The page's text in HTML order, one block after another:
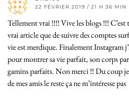
22 FÉVRIER 2019 / 21 H 36 MIN
Tellement vrai !!!! Vive les blogs !!!
vrai article que de suivre des comptes
vie est merdique. Finalement Instagram
pour montrer sa vie parfait, son corps
gamins parfaits. Non merci !! Du coup
de mes amis le reste ça ne m’intéresse pas